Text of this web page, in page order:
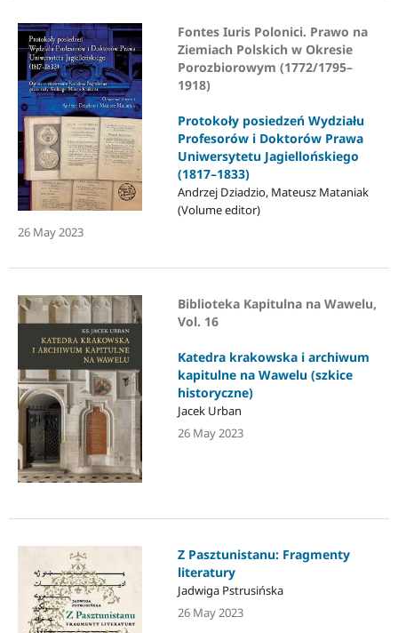
Fontes Iuris Polonici. Prawo na
Ziemiach Polskich w Okresie
Porozbiorowym (1772/1795–
1918)
Protokoły posiedzeń Wydziału
Profesorów i Doktorów Prawa
Uniwersytetu Jagiellońskiego
(1817–1833)
Andrzej Dziadzio, Mateusz Mataniak
(Volume editor)
26 May 2023
Biblioteka Kapitulna na Wawelu,
Vol. 16
Katedra krakowska i archiwum
kapitulne na Wawelu (szkice
historyczne)
Jacek Urban
26 May 2023
Z Pasztunistanu: Fragmenty
literatury
Jadwiga Pstrusińska
26 May 2023